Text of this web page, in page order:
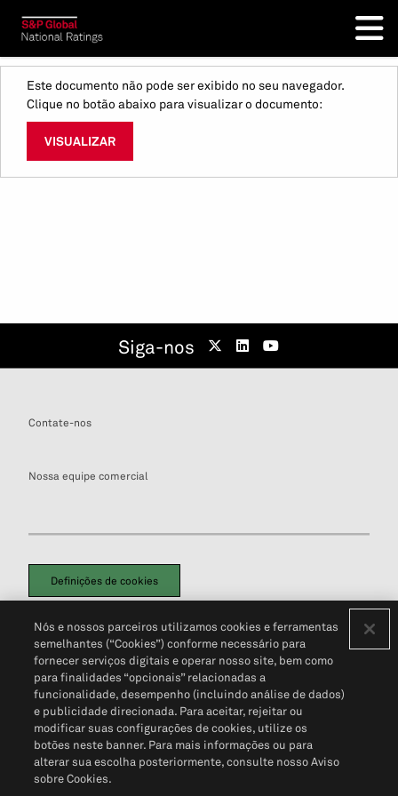
Este documento não pode ser exibido no seu navegador.
Clique no botão abaixo para visualizar o documento:
VISUALIZAR
Siga-nos
Contate-nos
Nossa equipe comercial
Definições de cookies
Política de PrivacidadePortal de privacidade do cliente (em inglês)
Não Venda Minhas Informações Pessoais© 2026 S&P Global
Nós e nossos parceiros utilizamos cookies e ferramentas
semelhantes (“Cookies”) conforme necessário para
fornecer serviços digitais e operar nosso site, bem como
para finalidades “opcionais” relacionadas a
funcionalidade, desempenho (incluindo análise de dados)
e publicidade direcionada. Para aceitar, rejeitar ou
modificar suas configurações de cookies, utilize os
botões neste banner. Para mais informações ou para
alterar sua escolha posteriormente, consulte nosso Aviso
sobre Cookies.